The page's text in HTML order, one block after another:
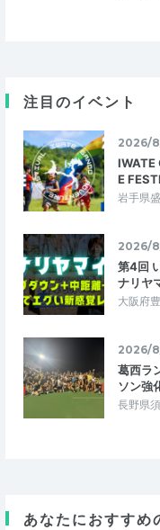
3.67
注目のイベント
2026/
IWATE
E
岩手県
2026/
第4回
ナリヤ
大阪府
2026/
葛西ラ
ソン強
長野県
あなたにおすすめ